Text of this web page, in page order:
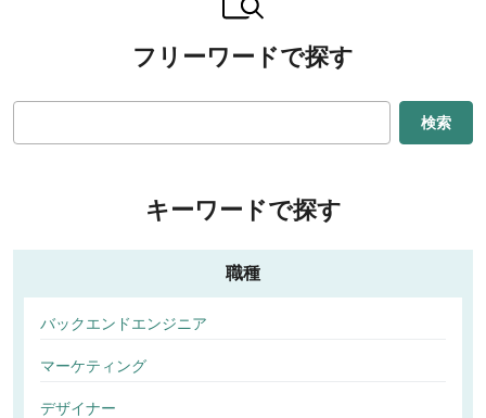
フリーワードで探す
検索
キーワードで探す
職種
バックエンドエンジニア
マーケティング
デザイナー